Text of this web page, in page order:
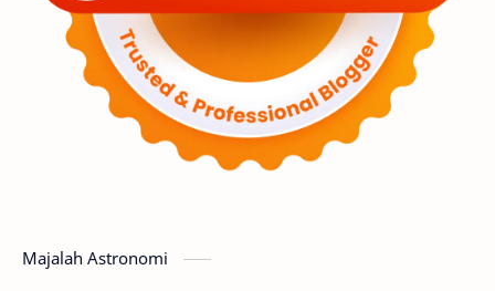
Luar Angkasa Video Aurora
Supernova Nebula Sponsored
Mars Planet Katai
GMT 2016
Majalah Astronomi